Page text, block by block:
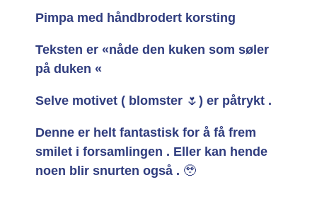
Pimpa med håndbrodert korsting
Teksten er «nåde den kuken som søler
på duken «
Selve motivet ( blomster 🌷 ) er påtrykt .
Denne er helt fantastisk for å få frem
smilet i forsamlingen . Eller kan hende
noen blir snurten også . 🥹